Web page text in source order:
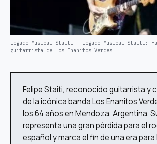
Legado Musical Staiti — Legado Musical Staiti:
guitarrista de Los Enanitos Verdes
Felipe Staiti, reconocido guitarrista y
de la icónica banda Los Enanitos
los 64 años en Mendoza, Argentina.
representa una gran pérdida para el
español y marca el fin de una era para